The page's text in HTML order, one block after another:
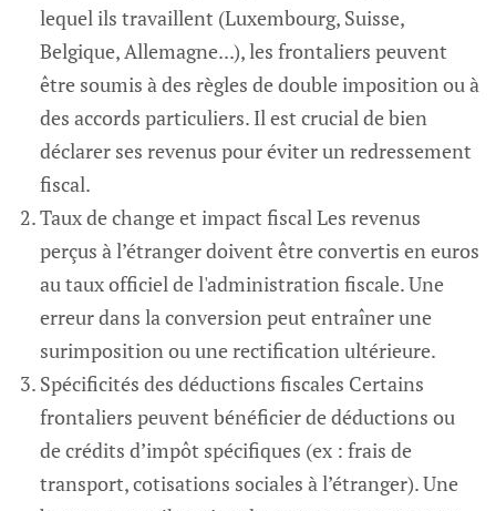
lequel ils travaillent (Luxembourg, Suisse,
Belgique, Allemagne...), les frontaliers peuvent
être soumis à des règles de double imposition ou à
des accords particuliers. Il est crucial de bien
déclarer ses revenus pour éviter un redressement
fiscal.
Taux de change et impact fiscal Les revenus
perçus à l’étranger doivent être convertis en euros
au taux officiel de l'administration fiscale. Une
erreur dans la conversion peut entraîner une
surimposition ou une rectification ultérieure.
Spécificités des déductions fiscales Certains
frontaliers peuvent bénéficier de déductions ou
de crédits d’impôt spécifiques (ex : frais de
transport, cotisations sociales à l’étranger). Une